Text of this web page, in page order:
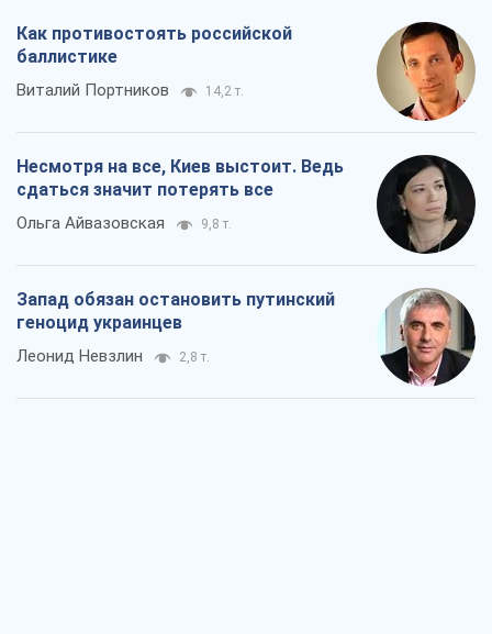
Как противостоять российской
баллистике
Виталий Портников 14,2 т.
Несмотря на все, Киев выстоит. Ведь
сдаться значит потерять все
Ольга Айвазовская 9,8 т.
Запад обязан остановить путинский
геноцид украинцев
Леонид Невзлин 2,8 т.